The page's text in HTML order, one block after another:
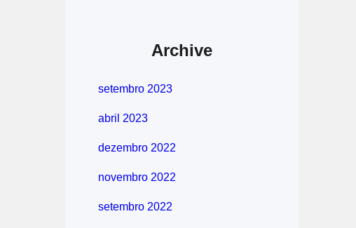
Archive
setembro 2023
abril 2023
dezembro 2022
novembro 2022
setembro 2022